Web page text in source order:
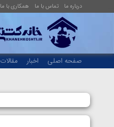
درباره ما تماس با ما همکاری با ما
صفحه اصلی اخبار مقالات